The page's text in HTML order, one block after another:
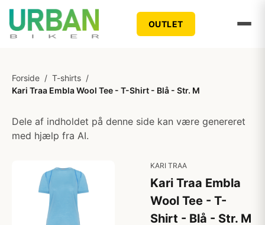
OUTLET
Forside / T-shirts /
Kari Traa Embla Wool Tee - T-Shirt - Blå - Str. M
Dele af indholdet på denne side kan være genereret
med hjælp fra AI.
KARI TRAA
Kari Traa Embla
Wool Tee - T-
Shirt - Blå - Str. M